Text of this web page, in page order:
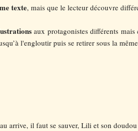
texte, mais que le lecteur découvre
aux protagonistes différents
l'engloutir puis se retirer sous la
arrive, il faut se sauver, Lili et son